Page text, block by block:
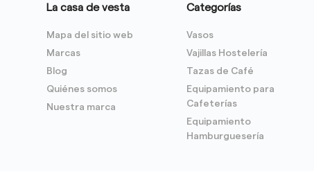
La casa de vesta
Mapa del sitio web
Marcas
Blog
Quiénes somos
Nuestra marca
Categorías
Vasos
Vajillas Hostelería
Tazas de Café
Equipamiento para
Cafeterías
Equipamiento
Hamburguesería